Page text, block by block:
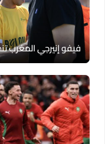
فيفو إنيرجي المغرب تنظم